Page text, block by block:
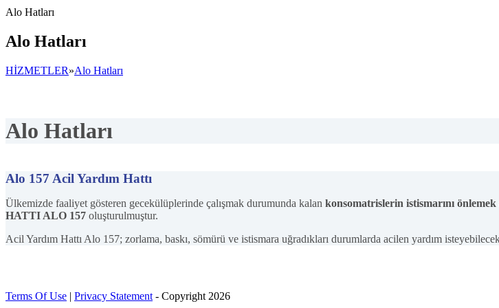
Alo Hatları
Alo Hatları
HİZMETLER»Alo Hatları
Alo Hatları
Alo 157 Acil Yardım Hattı
Ülkemizde faaliyet gösteren gecekülüplerinde çalışmak durumunda kalan konsomatrislerin istismarını önlemek
HATTI ALO 157 oluşturulmuştur.
Acil Yardım Hattı Alo 157; zorlama, baskı, sömürü ve istismara uğradıkları durumlarda acilen yardım
Terms Of Use | Privacy Statement - Copyright 2026